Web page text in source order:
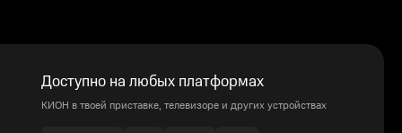
Доступно на любых платформах
КИОН в твоей приставке, телевизоре и других устройствах